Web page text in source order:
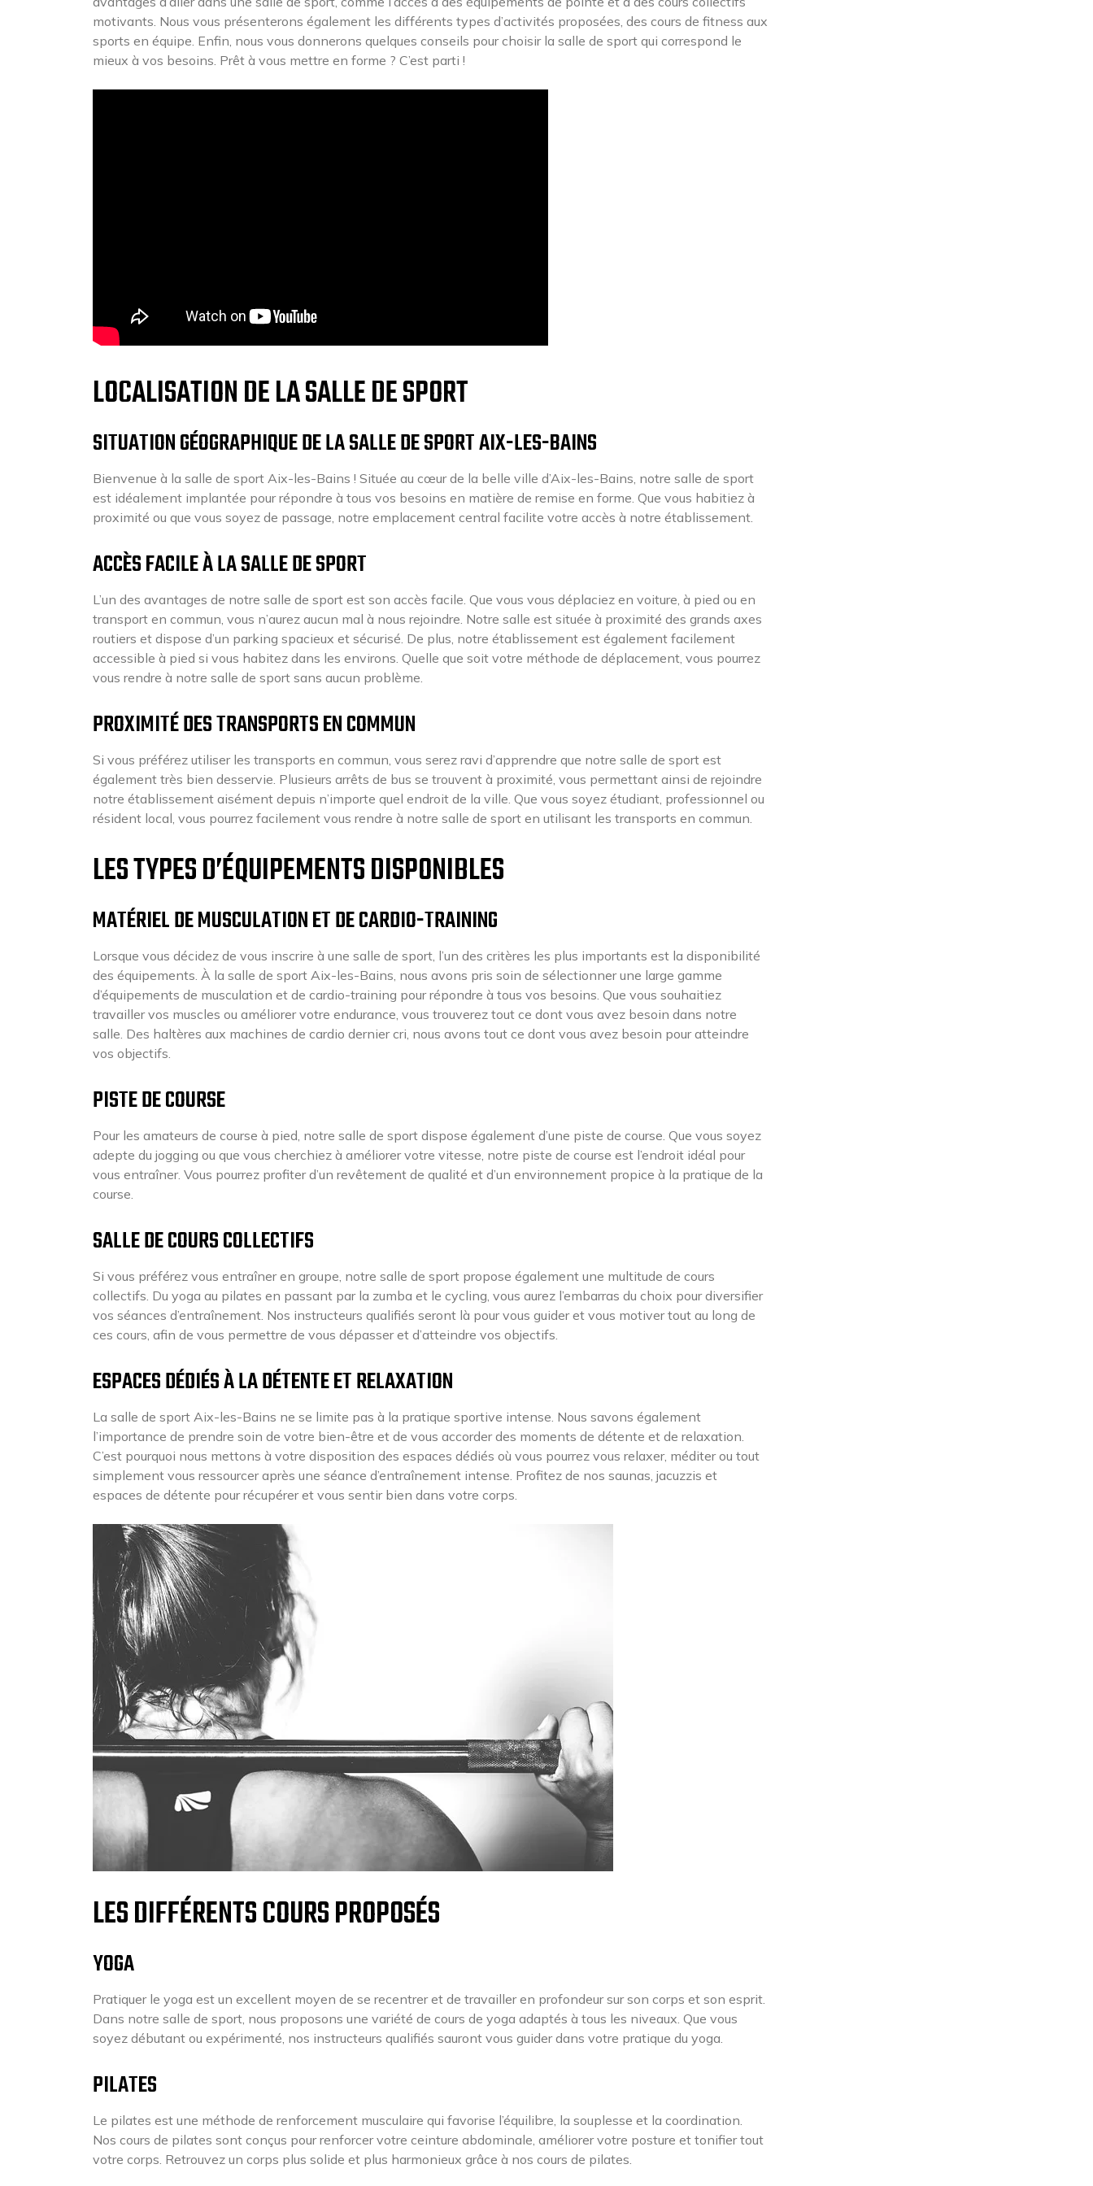
motivants. Nous vous présenterons également les différents types d’activités proposées, des cours de fitness aux
sports en équipe. Enfin, nous vous donnerons quelques conseils pour choisir la salle de sport qui correspond le
mieux à vos besoins. Prêt à vous mettre en forme ? C’est parti !
LOCALISATION DE LA SALLE DE SPORT
SITUATION GÉOGRAPHIQUE DE LA SALLE DE SPORT AIX-LES-BAINS
Bienvenue à la salle de sport Aix-les-Bains ! Située au cœur de la belle ville d’Aix-les-Bains, notre salle de sport
est idéalement implantée pour répondre à tous vos besoins en matière de remise en forme. Que vous habitiez à
proximité ou que vous soyez de passage, notre emplacement central facilite votre accès à notre établissement.
ACCÈS FACILE À LA SALLE DE SPORT
L’un des avantages de notre salle de sport est son accès facile. Que vous vous déplaciez en voiture, à pied ou en
transport en commun, vous n’aurez aucun mal à nous rejoindre. Notre salle est située à proximité des grands axes
routiers et dispose d’un parking spacieux et sécurisé. De plus, notre établissement est également facilement
accessible à pied si vous habitez dans les environs. Quelle que soit votre méthode de déplacement, vous pourrez
vous rendre à notre salle de sport sans aucun problème.
PROXIMITÉ DES TRANSPORTS EN COMMUN
Si vous préférez utiliser les transports en commun, vous serez ravi d’apprendre que notre salle de sport est
également très bien desservie. Plusieurs arrêts de bus se trouvent à proximité, vous permettant ainsi de rejoindre
notre établissement aisément depuis n’importe quel endroit de la ville. Que vous soyez étudiant, professionnel ou
résident local, vous pourrez facilement vous rendre à notre salle de sport en utilisant les transports en commun.
LES TYPES D’ÉQUIPEMENTS DISPONIBLES
MATÉRIEL DE MUSCULATION ET DE CARDIO-TRAINING
Lorsque vous décidez de vous inscrire à une salle de sport, l’un des critères les plus importants est la disponibilité
des équipements. À la salle de sport Aix-les-Bains, nous avons pris soin de sélectionner une large gamme
d’équipements de musculation et de cardio-training pour répondre à tous vos besoins. Que vous souhaitiez
travailler vos muscles ou améliorer votre endurance, vous trouverez tout ce dont vous avez besoin dans notre
salle. Des haltères aux machines de cardio dernier cri, nous avons tout ce dont vous avez besoin pour atteindre
vos objectifs.
PISTE DE COURSE
Pour les amateurs de course à pied, notre salle de sport dispose également d’une piste de course. Que vous soyez
adepte du jogging ou que vous cherchiez à améliorer votre vitesse, notre piste de course est l’endroit idéal pour
vous entraîner. Vous pourrez profiter d’un revêtement de qualité et d’un environnement propice à la pratique de la
course.
SALLE DE COURS COLLECTIFS
Si vous préférez vous entraîner en groupe, notre salle de sport propose également une multitude de cours
collectifs. Du yoga au pilates en passant par la zumba et le cycling, vous aurez l’embarras du choix pour diversifier
vos séances d’entraînement. Nos instructeurs qualifiés seront là pour vous guider et vous motiver tout au long de
ces cours, afin de vous permettre de vous dépasser et d’atteindre vos objectifs.
ESPACES DÉDIÉS À LA DÉTENTE ET RELAXATION
La salle de sport Aix-les-Bains ne se limite pas à la pratique sportive intense. Nous savons également
l’importance de prendre soin de votre bien-être et de vous accorder des moments de détente et de relaxation.
C’est pourquoi nous mettons à votre disposition des espaces dédiés où vous pourrez vous relaxer, méditer ou tout
simplement vous ressourcer après une séance d’entraînement intense. Profitez de nos saunas, jacuzzis et
espaces de détente pour récupérer et vous sentir bien dans votre corps.
LES DIFFÉRENTS COURS PROPOSÉS
YOGA
Pratiquer le yoga est un excellent moyen de se recentrer et de travailler en profondeur sur son corps et son esprit.
Dans notre salle de sport, nous proposons une variété de cours de yoga adaptés à tous les niveaux. Que vous
soyez débutant ou expérimenté, nos instructeurs qualifiés sauront vous guider dans votre pratique du yoga.
PILATES
Le pilates est une méthode de renforcement musculaire qui favorise l’équilibre, la souplesse et la coordination.
Nos cours de pilates sont conçus pour renforcer votre ceinture abdominale, améliorer votre posture et tonifier tout
votre corps. Retrouvez un corps plus solide et plus harmonieux grâce à nos cours de pilates.